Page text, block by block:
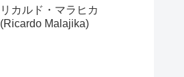
リカルド・マラヒカ
(Ricardo Malajika)